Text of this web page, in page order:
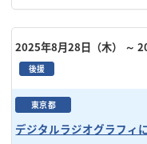
2025年8月28日（木） ～
後援
東京都
デジタルラジオグラフィ